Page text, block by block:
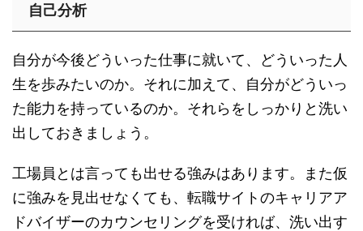
自己分析
自分が今後どういった仕事に就いて、どういった人
生を歩みたいのか。それに加えて、自分がどういっ
た能力を持っているのか。それらをしっかりと洗い
出しておきましょう。
工場員とは言っても出せる強みはあります。また仮
に強みを見出せなくても、転職サイトのキャリアア
ドバイザーのカウンセリングを受ければ、洗い出す